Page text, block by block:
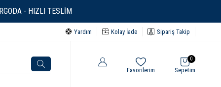
- HIZLI TESLİM
Yardım Kolay İade Sipariş Takip
Sepetim
0
Favorilerim